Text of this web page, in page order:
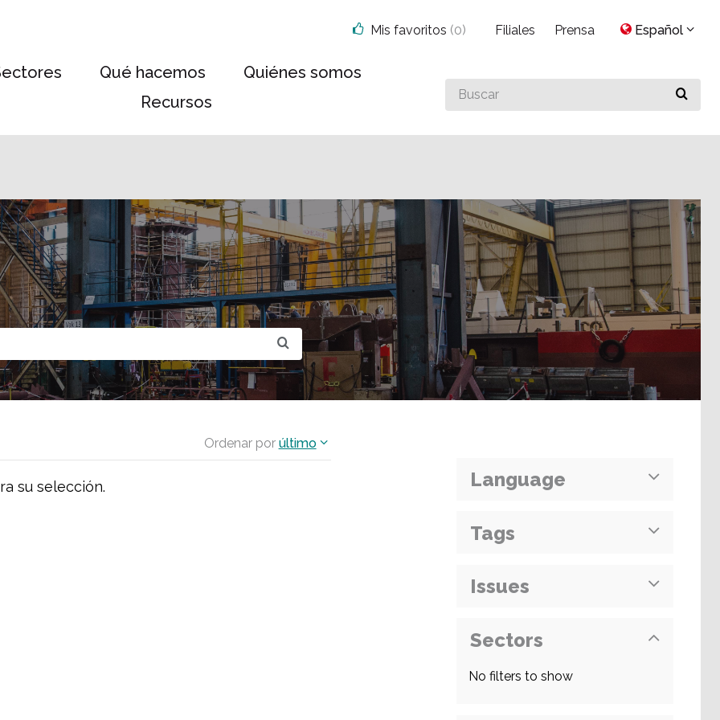
Qué hacemos
Quiénes somos
Recursos
Buscar
algo
Mis favoritos (0) Filiales Prensa Español
Ordenar por último
su selección. Language
Tags
Issues
Sectors
No filters to show